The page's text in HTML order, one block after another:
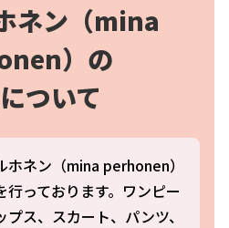
ネン（mina
）の
ついて
ホネン（mina perhonen）
行っております。ワンピー
プス、スカート、パンツ、